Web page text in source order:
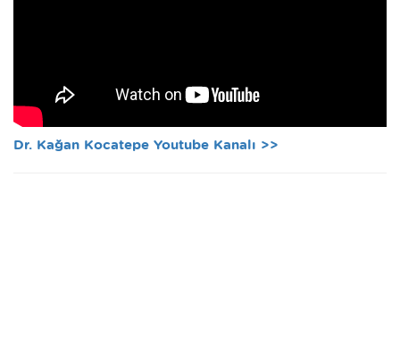
Dr. Kağan Kocatepe Youtube Kanalı >>